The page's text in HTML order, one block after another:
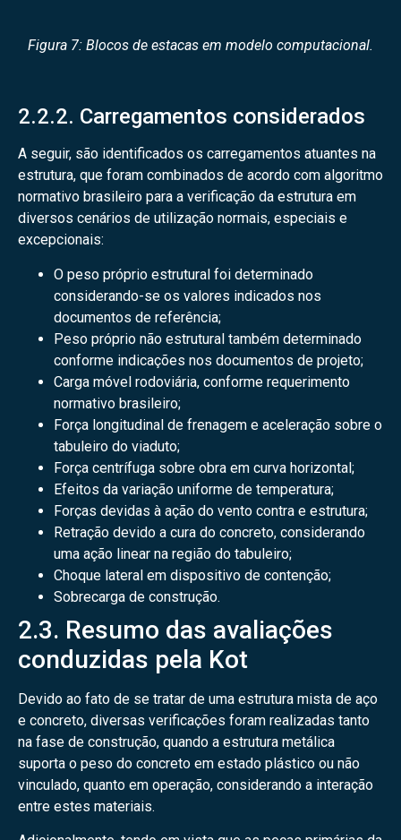
Figura 7: Blocos de estacas em modelo computacional.
2.2.2. Carregamentos considerados
A seguir, são identificados os carregamentos atuantes na
estrutura, que foram combinados de acordo com algoritmo
normativo brasileiro para a verificação da estrutura em
diversos cenários de utilização normais, especiais e
excepcionais:
O peso próprio estrutural foi determinado
considerando-se os valores indicados nos
documentos de referência;
Peso próprio não estrutural também determinado
conforme indicações nos documentos de projeto;
Carga móvel rodoviária, conforme requerimento
normativo brasileiro;
Força longitudinal de frenagem e aceleração sobre o
tabuleiro do viaduto;
Força centrífuga sobre obra em curva horizontal;
Efeitos da variação uniforme de temperatura;
Forças devidas à ação do vento contra e estrutura;
Retração devido a cura do concreto, considerando
uma ação linear na região do tabuleiro;
Choque lateral em dispositivo de contenção;
Sobrecarga de construção.
2.3. Resumo das avaliações
conduzidas pela Kot
Devido ao fato de se tratar de uma estrutura mista de aço
e concreto, diversas verificações foram realizadas tanto
na fase de construção, quando a estrutura metálica
suporta o peso do concreto em estado plástico ou não
vinculado, quanto em operação, considerando a interação
entre estes materiais.